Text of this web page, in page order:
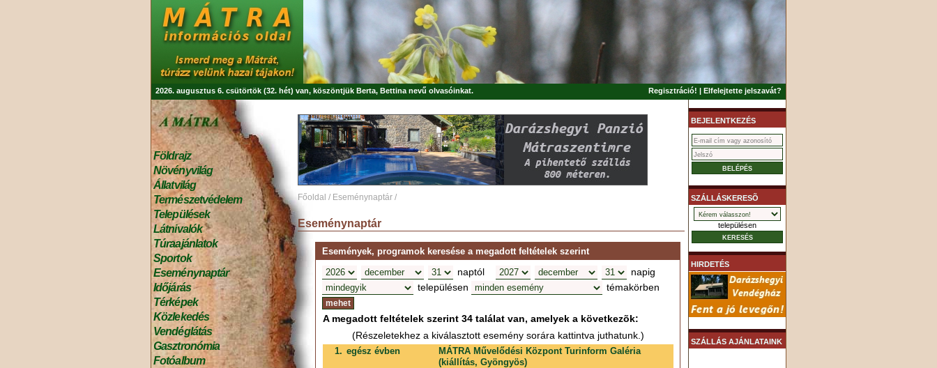
2026. augusztus 6. csütörtök (32. hét) van, köszöntjük Berta, Bettina nevű olvasóinkat. Regisztráció! | Elfelejtette jelszavát?
Földrajz
Növényvilág
Állatvilág
Természetvédelem
Települések
Látnivalók
Túraajánlatok
Sportok
Eseménynaptár
Időjárás
Térképek
Közlekedés
Vendéglátás
Gasztronómia
Fotóalbum
Főoldal / Eseménynaptár /
Eseménynaptár
Események, programok keresése a megadott feltételek szerint
naptól
napig
településen
témakörben
A megadott feltételek szerint 34 találat van, amelyek a következõk:
(Részeletekhez a kiválasztott esemény sorára kattintva juthatunk.)
1. egész évben
MÁTRA Művelődési Központ Turinform Galéria
(kiállítás, Gyöngyös)
BEJELENTKEZÉS
SZÁLLÁSKERESÕ
településen
HIRDETÉS
SZÁLLÁS AJÁNLATAINK